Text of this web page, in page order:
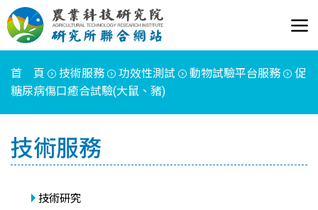
首 頁 技術服務 功效性測試 動物試驗平台服務
促
糖尿病傷口癒合試驗(大鼠、豬)
技術服務
技術研究